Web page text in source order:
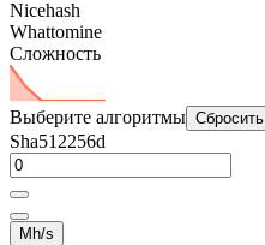
Nicehash
Whattomine
Сложность
Выберите алгоритмы Сбросить
Sha512256d
Mh/s